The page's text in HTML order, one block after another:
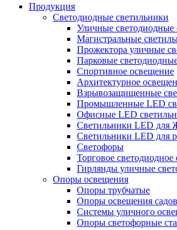
Продукция
Светодиодные светильники
Уличные светодиодные
Магистральные
Прожектора уличные
Парковые
Спортивное освещение
Архитектурное
Взрывозащищенные
Промышленные LED
Офисные LED
Cветильники LED
Светильники LED для
Светофоры
Торговое
Гирлянды уличные
Опоры освещения
Опоры трубчатые
Опоры освещения
Системы уличного
Опоры светофорные